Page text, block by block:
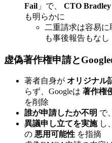
Fail 」で、 CTO
も明らかに
二重請求は容易
も事後報告もなし
虚偽著作権申請と
著者自身が オリジナル
らず、Googleは 著作権
を削除
誰が申請したか不明 で
異議申し立てを実施し
の 悪用可能性 を指摘